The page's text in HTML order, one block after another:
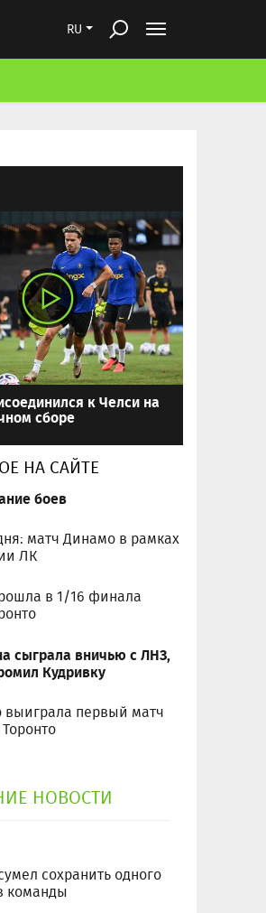
RU
к Челси на
сборе
НА САЙТЕ
боев
матч Динамо в рамках
ЛК
в 1/16 финала
сыграла вничью с ЛНЗ,
Кудривку
выиграла первый матч
НОВОСТИ
сохранить одного
команды